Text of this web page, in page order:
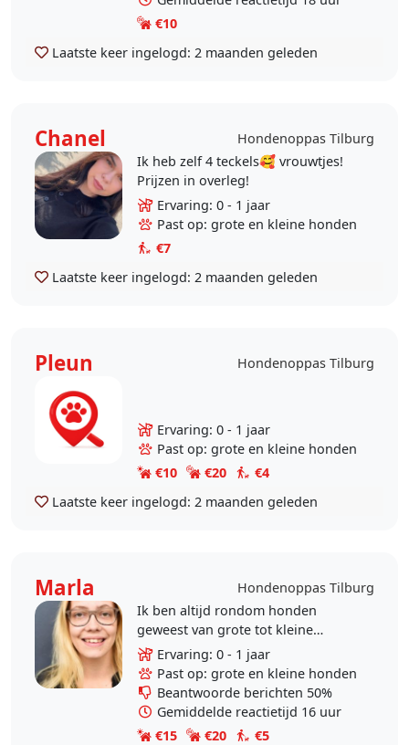
€10
Laatste keer ingelogd: 2 maanden geleden
Chanel
Hondenoppas Tilburg
Ik heb zelf 4 teckels🥰 vrouwtjes!
Prijzen in overleg!
Ervaring: 0 - 1 jaar
Past op: grote en kleine honden
€7
Laatste keer ingelogd: 2 maanden geleden
Pleun Hondenoppas Tilburg
Ervaring: 0 - 1 jaar
Past op: grote en kleine honden
€10
€20
€4
Laatste keer ingelogd: 2 maanden geleden
Marla
Hondenoppas Tilburg
Ik ben altijd rondom honden
geweest van grote tot kleine
honden. Nu wil ik graag weer met
honden iets doen dus leek
oppassen mij perfect!
Ervaring: 0 - 1 jaar
Past op: grote en kleine honden
Beantwoorde berichten 50%
Gemiddelde reactietijd 16 uur
€15
€20
€5